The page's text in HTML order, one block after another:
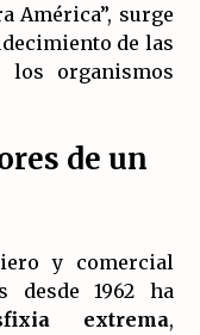
del Encuentro
industrial
producción
Palestina.
América”, surge
de las
los organismos
de un
y comercial
desde 1962 ha
extrema,